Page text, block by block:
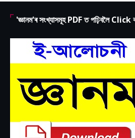
'জ্ঞানম'ৰ সংখ্যাসমূহ PDF ত পঢ়িবলৈ Click